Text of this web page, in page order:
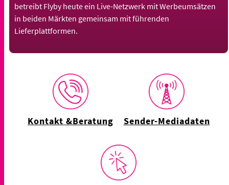
betreibt Flyby heute ein Live-Netzwerk mit Werbeumsätzen
in beiden Märkten gemeinsam mit führenden
Lieferplattformen.
Kontakt &Beratung Sender-Mediadaten